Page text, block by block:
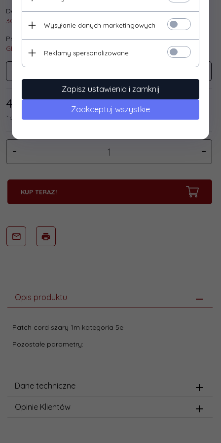
Dostępna ilość:
30 szt.
Producent:
GEMBIRD
4, 88 / 6,00 PLN*
* cena netto / brutto
KUP TERAZ!
Opis produktu
Patch cord szary 1m kategoria 5e
Pozostałe parametry:
Dane techniczne
Opinie Klientów
Wysyłanie danych marketingowych
Reklamy spersonalizowane
Zapisz ustawienia i zamknij
Zaakceptuj wszystkie